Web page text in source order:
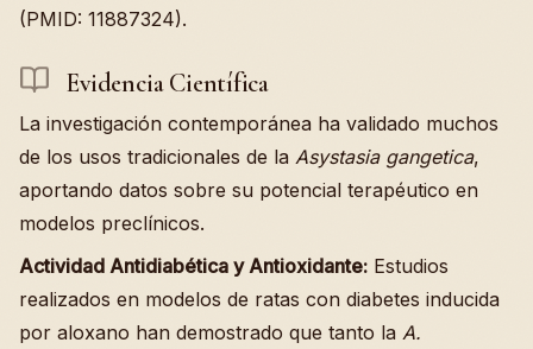
(PMID: 11887324).
Evidencia Científica
La investigación contemporánea ha validado muchos
de los usos tradicionales de la Asystasia gangetica,
aportando datos sobre su potencial terapéutico en
modelos preclínicos.
Actividad Antidiabética y Antioxidante: Estudios
realizados en modelos de ratas con diabetes inducida
por aloxano han demostrado que tanto la A.